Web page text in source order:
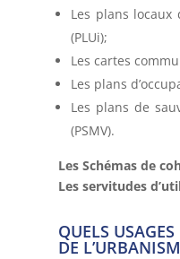
Les plans locaux
(PLUi);
Les cartes
Les plans
Les plans de
(PSMV).
Les Schémas de
Les servitudes
QUELS
DE